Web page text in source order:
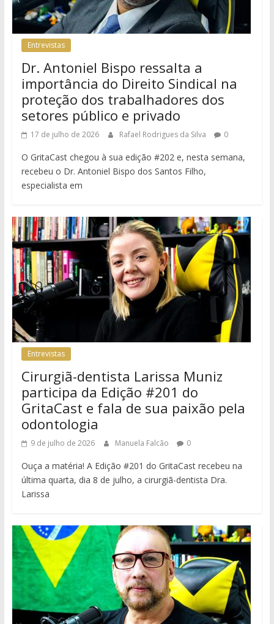
Entrevistas
Dr. Antoniel Bispo ressalta a
importância do Direito Sindical na
proteção dos trabalhadores dos
setores público e privado
17 de julho de 2026 Rafael Rodrigues da Silva 0
O GritaCast chegou à sua edição #202 e, nesta semana,
recebeu o Dr. Antoniel Bispo dos Santos Filho,
especialista em
Entrevistas
Cirurgiã-dentista Larissa Muniz
participa da Edição #201 do
GritaCast e fala de sua paixão pela
odontologia
9 de julho de 2026 Manuela Falcão 0
Ouça a matéria! A Edição #201 do GritaCast recebeu na
última quarta, dia 8 de julho, a cirurgiã-dentista Dra.
Larissa